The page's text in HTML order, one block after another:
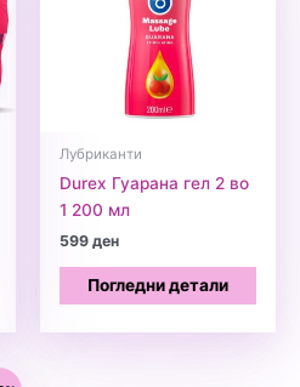
Лубриканти
Durex Гуарана гел 2 во
1 200 мл
599ден
Погледни детали